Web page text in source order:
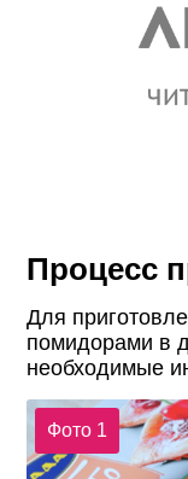
Процесс
Для
помидорами в
необходимые
Фото 1